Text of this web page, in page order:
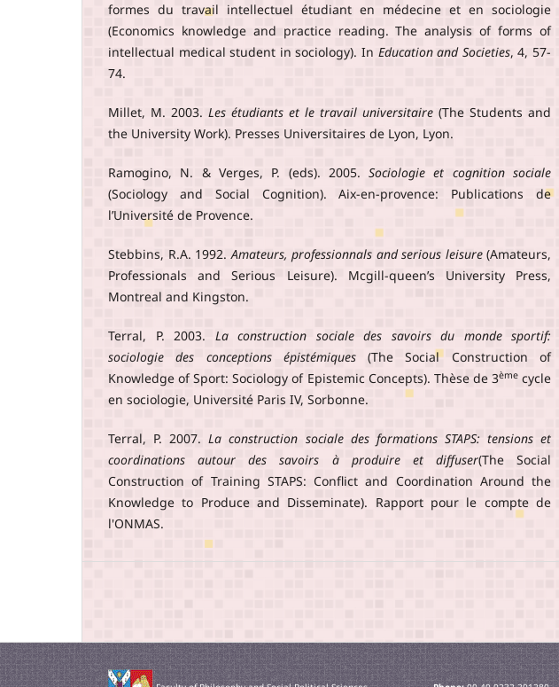
formes du travail intellectuel étudiant en médecine et en sociologie
(Economics knowledge and practice reading. The analysis of forms of
intellectual medical student in sociology). In Education and Societies, 4, 57-
74.
Millet, M. 2003. Les étudiants et le travail universitaire (The Students and
the University Work). Presses Universitaires de Lyon, Lyon.
Ramogino, N. & Verges, P. (eds). 2005.Sociologie et cognition sociale
(Sociology and Social Cognition). Aix-en-provence: Publications de
l’Université de Provence.
Stebbins, R.A. 1992.Amateurs, professionnals and serious leisure(Amateurs,
Professionals and Serious Leisure). Mcgill-queen’s University Press,
Montreal and Kingston.
Terral, P. 2003. La construction sociale des savoirs du monde sportif:
sociologie des conceptions épistémiques(The Social Construction of
Knowledge of Sport: Sociology of Epistemic Concepts). Thèse de 3èmecycle
en sociologie, Université Paris IV, Sorbonne.
Terral, P. 2007.La construction sociale des formations STAPS: tensions et
coordinations autour des savoirs à produire et diffuser(The Social
Construction of Training STAPS: Conflict and Coordination Around the
Knowledge to Produce and Disseminate). Rapport pour le compte de
l'ONMAS.